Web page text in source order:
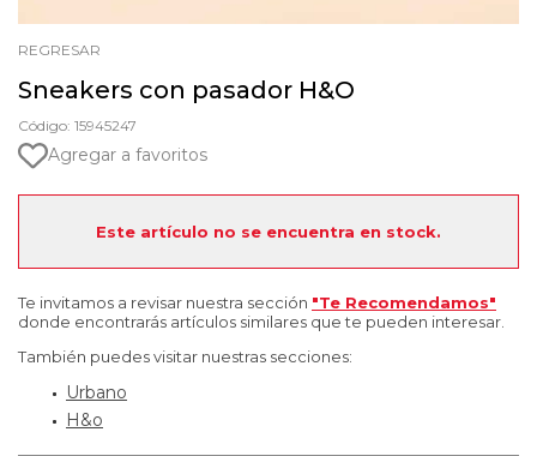
REGRESAR
Sneakers con pasador H&O
Código: 15945247
Agregar a favoritos
Este artículo no se encuentra en stock.
Te invitamos a revisar nuestra sección "Te Recomendamos"
donde encontrarás artículos similares que te pueden interesar.
También puedes visitar nuestras secciones:
Urbano
H&o